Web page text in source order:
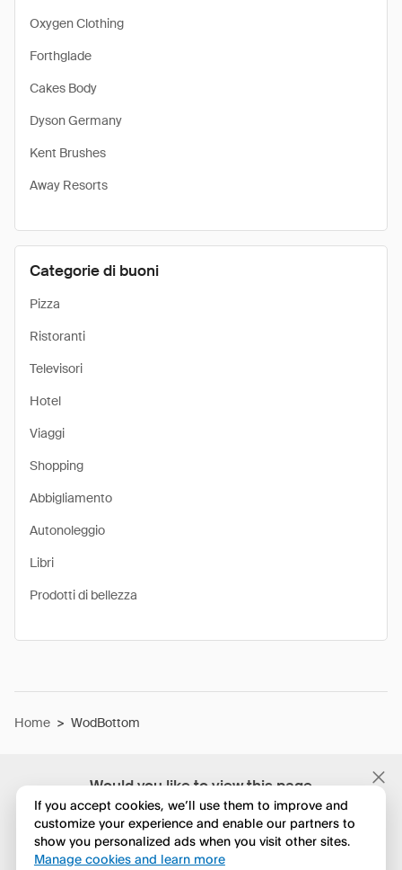
Would you like to view this page
in English?
No, continua a esplorare
Oxygen Clothing
Forthglade
Cakes Body
Dyson Germany
Kent Brushes
Away Resorts
Categorie di buoni
Pizza
Ristoranti
Televisori
Hotel
Viaggi
Shopping
Abbigliamento
Autonoleggio
Libri
Prodotti di bellezza
Home > WodBottom
If you accept cookies, we’ll use them to improve and
customize your experience and enable our partners to
show you personalized ads when you visit other sites.
Manage cookies and learn more